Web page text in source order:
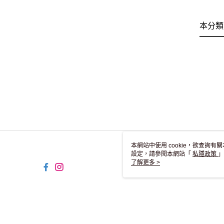
本分
本網站中使用 cookie，欲查詢有
設定，請參閱本網站「 私隱政策
用 cookie。
了解更多 >